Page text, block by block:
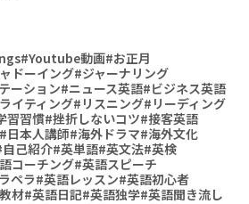
#Youtube動画#お正月
ドーイング#ジャーナリング
ーション#ニュース英語#ビジネス英語
イティング#リスニング#リーディング
習習慣#挫折しないコツ#接客英語
#日本人講師#海外ドラマ#海外文化
己紹介#英単語#英文法#英検
コーチング#英語スピーチ
ペラ#英語レッスン#英語初心者
材#英語日記#英語独学#英語聞き流し